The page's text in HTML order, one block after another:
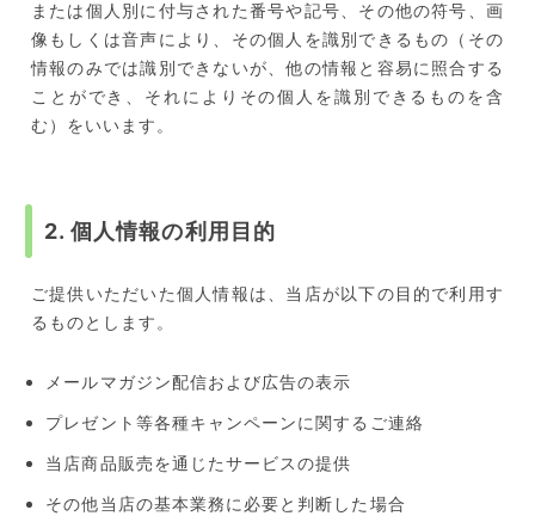
または個人別に付与された番号や記号、その他の符号、画
像もしくは音声により、その個人を識別できるもの（その
情報のみでは識別できないが、他の情報と容易に照合する
ことができ、それによりその個人を識別できるものを含
む）をいいます。
2. 個人情報の利用目的
ご提供いただいた個人情報は、当店が以下の目的で利用す
るものとします。
メールマガジン配信および広告の表示
プレゼント等各種キャンペーンに関するご連絡
当店商品販売を通じたサービスの提供
その他当店の基本業務に必要と判断した場合